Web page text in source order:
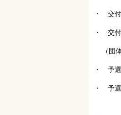
・ 交
・ 交
（団体
・ 予
・ 予選